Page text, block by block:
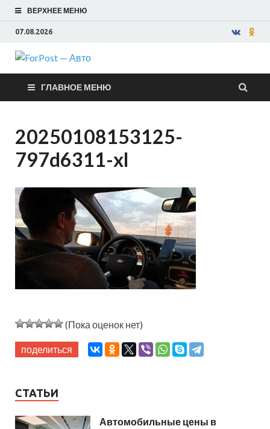
ВЕРХНЕЕ МЕНЮ
07.08.2026
ForPost —
Авто
ГЛАВНОЕ МЕНЮ
20250108153125-
797d6311-xl
(Пока оценок нет)
поделиться
СТАТЬИ
Автомобильные цены в